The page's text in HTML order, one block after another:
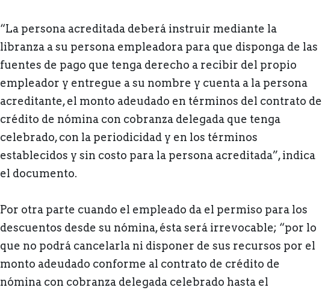
“La persona acreditada deberá instruir mediante la
libranza a su persona empleadora para que disponga de las
fuentes de pago que tenga derecho a recibir del propio
empleador y entregue a su nombre y cuenta a la persona
acreditante, el monto adeudado en términos del contrato de
crédito de nómina con cobranza delegada que tenga
celebrado, con la periodicidad y en los términos
establecidos y sin costo para la persona acreditada”, indica
el documento.
Por otra parte cuando el empleado da el permiso para los
descuentos desde su nómina, ésta será irrevocable; “por lo
que no podrá cancelarla ni disponer de sus recursos por el
monto adeudado conforme al contrato de crédito de
nómina con cobranza delegada celebrado hasta el